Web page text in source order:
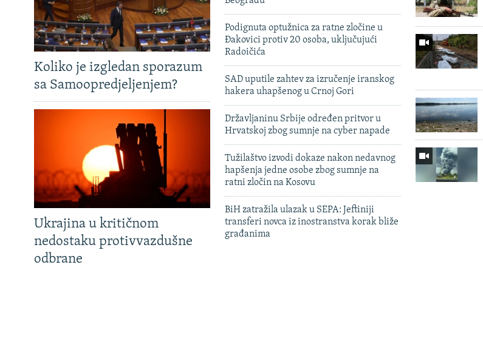
Koliko je izgledan sporazum
sa Samoopredjeljenjem?
Ukrajina u kritičnom
nedostaku protivvazdušne
odbrane
Podignuta optužnica za ratne zločine u
Đakovici protiv 20 osoba, uključujući
Radoičića
SAD uputile zahtev za izručenje iranskog
hakera uhapšenog u Crnoj Gori
Državljaninu Srbije određen pritvor u
Hrvatskoj zbog sumnje na cyber napade
Tužilaštvo izvodi dokaze nakon nedavnog
hapšenja jedne osobe zbog sumnje na
ratni zločin na Kosovu
BiH zatražila ulazak u SEPA: Jeftiniji
transferi novca iz inostranstva korak bliže
građanima